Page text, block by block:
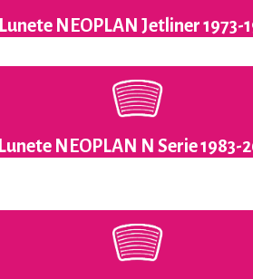
Lunete NEOPLAN Jetliner 1973-
Lunete NEOPLAN N Serie 1983-